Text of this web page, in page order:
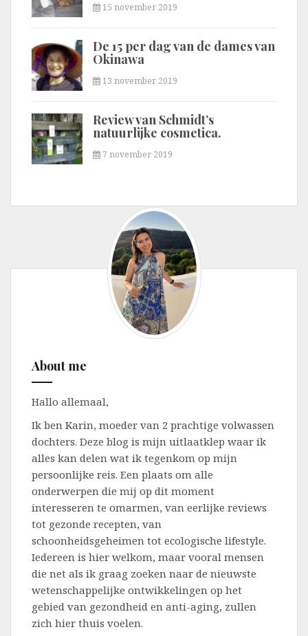
15 november 2019
De 15 per dag van de dames van
Okinawa
13 november 2019
Review van Schmidt’s
natuurlijke cosmetica.
7 november 2019
About me
Hallo allemaal,
Ik ben Karin, moeder van 2 prachtige volwassen
dochters. Deze blog is mijn uitlaatklep waar ik
alles kan delen wat ik tegenkom op mijn
persoonlijke reis. Een plaats om alle
onderwerpen die mij op dit moment
interesseren te omarmen, van eerlijke reviews
tot gezonde recepten, van
schoonheidsgeheimen tot ecologische lifestyle.
Iedereen is hier welkom, maar vooral mensen
die net als ik graag zoeken naar de nieuwste
wetenschappelijke ontwikkelingen op het
gebied van gezondheid en anti-aging, zullen
zich hier thuis voelen.